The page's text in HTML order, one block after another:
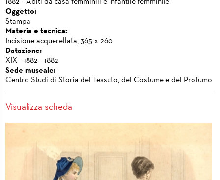
1882 - Abiti da casa femminili e infantile femminile
Oggetto:
Stampa
Materia e tecnica:
Incisione acquerellata, 365 x 260
Datazione:
XIX - 1882 - 1882
Sede museale:
Centro Studi di Storia del Tessuto, del Costume e del Profumo
Visualizza scheda